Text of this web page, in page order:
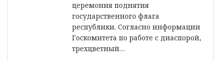
церемония поднятия
государственного флага
республики. Согласно информации
Госкомитета по работе с диаспорой,
трехцветный…